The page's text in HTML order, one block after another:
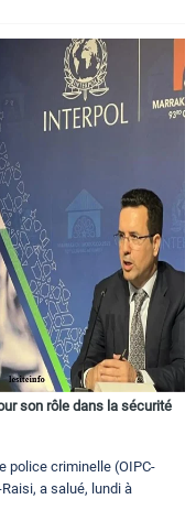
son rôle dans la sécurité
police criminelle (OIPC-
a salué, lundi à